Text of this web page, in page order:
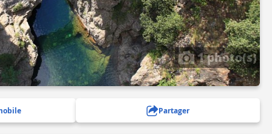
1 photo(s)
Partager